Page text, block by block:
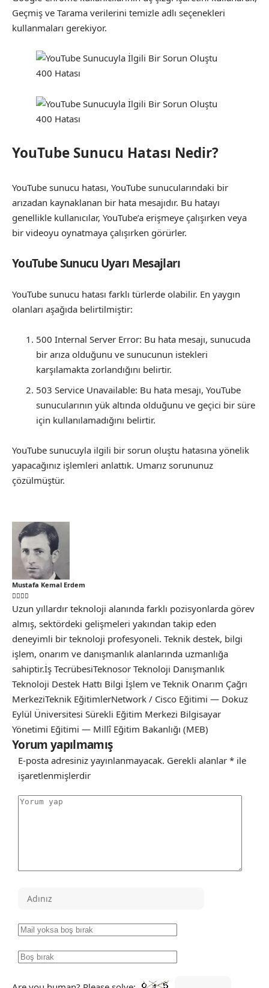
Geçmiş ve Tarama verilerini temizle adlı seçenekleri
kullanmaları gerekiyor.
YouTube Sunucu Hatası Nedir?
YouTube sunucu hatası, YouTube sunucularındaki bir
arızadan kaynaklanan bir hata mesajıdır. Bu hatayı
genellikle kullanıcılar, YouTube’a erişmeye çalışırken veya
bir videoyu oynatmaya çalışırken görürler.
YouTube Sunucu Uyarı Mesajları
YouTube sunucu hatası farklı türlerde olabilir. En yaygın
olanları aşağıda belirtilmiştir:
500 Internal Server Error: Bu hata mesajı, sunucuda
bir arıza olduğunu ve sunucunun istekleri
karşılamakta zorlandığını belirtir.
503 Service Unavailable: Bu hata mesajı, YouTube
sunucularının yük altında olduğunu ve geçici bir süre
için kullanılamadığını belirtir.
YouTube sunucuyla ilgili bir sorun oluştu hatasına yönelik
yapacağınız işlemleri anlattık. Umarız sorununuz
çözülmüştür.
Mustafa Kemal Erdem
Uzun yıllardır teknoloji alanında farklı pozisyonlarda görev
almış, sektördeki gelişmeleri yakından takip eden
deneyimli bir teknoloji profesyoneli. Teknik destek, bilgi
işlem, onarım ve danışmanlık alanlarında uzmanlığa
sahiptir.İş TecrübesiTeknosor Teknoloji Danışmanlık
Teknoloji Destek Hattı Bilgi İşlem ve Teknik Onarım Çağrı
MerkeziTeknik EğitimlerNetwork / Cisco Eğitimi — Dokuz
Eylül Üniversitesi Sürekli Eğitim Merkezi Bilgisayar
Yönetimi Eğitimi — Millî Eğitim Bakanlığı (MEB)
Yorum yapılmamış
E-posta adresiniz yayınlanmayacak. Gerekli alanlar * ile
işaretlenmişlerdir